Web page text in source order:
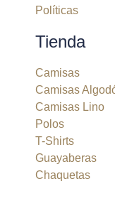
Políticas
Tienda
Camisas
Camisas
Camisas Lino
Polos
T-Shirts
Guayaberas
Chaquetas